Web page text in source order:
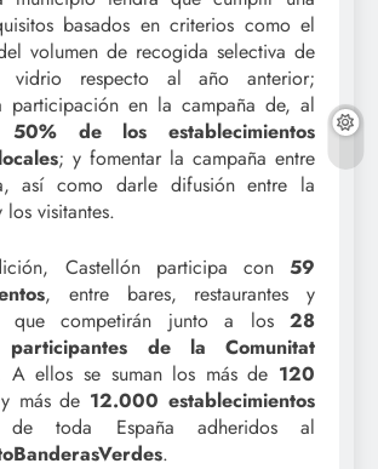
basados en criterios como el
volumen de recogida selectiva de
vidrio respecto al año anterior;
participación en la campaña de, al
50% de los establecimientos
; y fomentar la campaña entre
así como darle difusión entre la
visitantes.
Castellón participa con 59
, entre bares, restaurantes y
que competirán junto a los 28
participantes de la Comunitat
A ellos se suman los más de 120
y más de 12.000 establecimientos
de toda España adheridos al
.